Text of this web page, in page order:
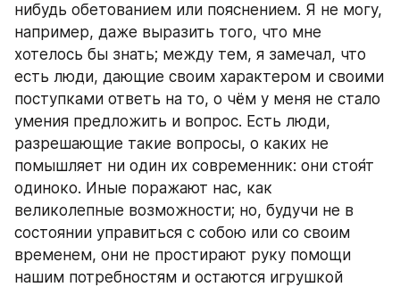
нибудь обетованием или пояснением. Я не могу,
например, даже выразить того, что мне
хотелось бы знать; между тем, я замечал, что
есть люди, дающие своим характером и своими
поступками ответь на то, о чём у меня не стало
умения предложить и вопрос. Есть люди,
разрешающие такие вопросы, о каких не
помышляет ни один их современник: они стоя́т
одиноко. Иные поражают нас, как
великолепные возможности; но, будучи не в
состоянии управиться с собою или со своим
временем, они не простирают руку помощи
нашим потребностям и остаются игрушкой